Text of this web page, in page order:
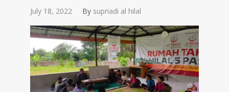
July 18, 2022 By supriadi al hilal